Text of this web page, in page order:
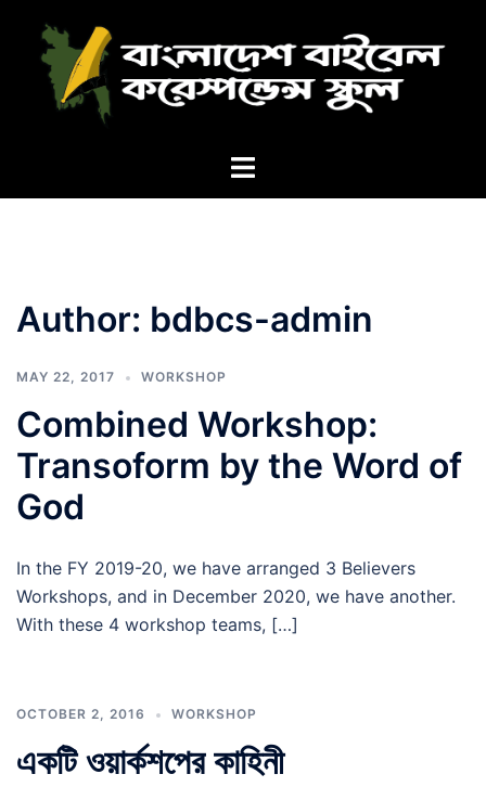
content
Toggle
Author: bdbcs-admin
MAY 22, 2017 WORKSHOP
Combined Workshop:
Transoform by the Word of
God
In the FY 2019-20, we have arranged 3 Believers
Workshops, and in December 2020, we have another.
With these 4 workshop teams, […]
OCTOBER 2, 2016 WORKSHOP
একটি ওয়ার্কশপের কাহিনী